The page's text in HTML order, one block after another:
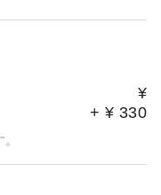
¥
+ ¥ 330